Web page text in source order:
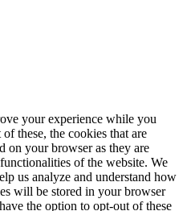
your experience while you
these, the cookies that are
on your browser as they are
of the website. We
us analyze and understand how
will be stored in your browser
the option to opt-out of these